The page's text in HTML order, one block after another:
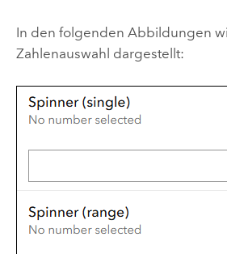
In den folgenden Abbildungen
Zahlenauswahl dargestellt: